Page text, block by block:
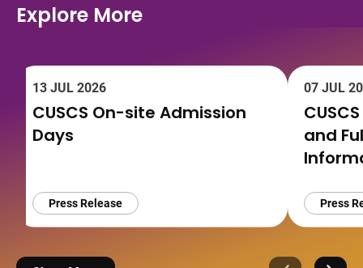
Explore More
13 JUL 2026
CUSCS On-site Admission
Days
Press Release
07 JUL
and
Press